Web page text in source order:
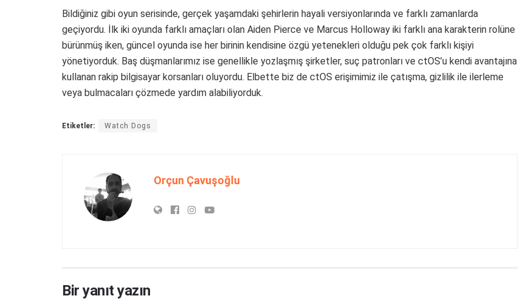
Bildiğiniz gibi oyun serisinde, gerçek yaşamdaki şehirlerin hayali versiyonlarında ve farklı zamanlarda
geçiyordu. İlk iki oyunda farklı amaçları olan Aiden Pierce ve Marcus Holloway iki farklı ana karakterin rolüne
bürünmüş iken, güncel oyunda ise her birinin kendisine özgü yetenekleri olduğu pek çok farklı kişiyi
yönetiyorduk. Baş düşmanlarımız ise genellikle yozlaşmış şirketler, suç patronları ve ctOS’u kendi avantajına
kullanan rakip bilgisayar korsanları oluyordu. Elbette biz de ctOS erişimimiz ile çatışma, gizlilik ile ilerleme
veya bulmacaları çözmede yardım alabiliyorduk.
Etiketler: Watch Dogs
Orçun Çavuşoğlu
Bir yanıt yazın